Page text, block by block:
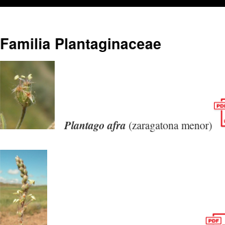
Familia Plantaginaceae
Plantago afra(zaragatona menor)